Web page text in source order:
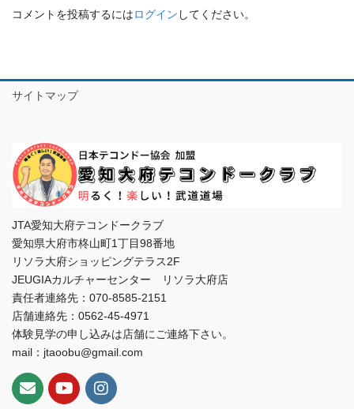
コメントを投稿するにはログイン してください。
サイトマップ
JTA愛知大府テコンドークラブ
愛知県大府市柊山町1丁目98番地
リソラ大府ショッピングテラス2F
JEUGIAカルチャーセンター リソラ大府店
責任者連絡先：070-8585-2151
店舗連絡先：0562-45-4971
体験見学の申し込みは店舗にご連絡下さい。
mail：jtaoobu@gmail.com